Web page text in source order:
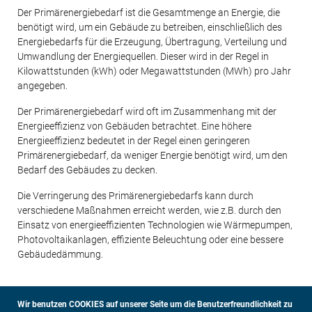
Der Primärenergiebedarf ist die Gesamtmenge an Energie, die
benötigt wird, um ein Gebäude zu betreiben, einschließlich des
Energiebedarfs für die Erzeugung, Übertragung, Verteilung und
Umwandlung der Energiequellen. Dieser wird in der Regel in
Kilowattstunden (kWh) oder Megawattstunden (MWh) pro Jahr
angegeben.
Der Primärenergiebedarf wird oft im Zusammenhang mit der
Energieeffizienz von Gebäuden betrachtet. Eine höhere
Energieeffizienz bedeutet in der Regel einen geringeren
Primärenergiebedarf, da weniger Energie benötigt wird, um den
Bedarf des Gebäudes zu decken.
Die Verringerung des Primärenergiebedarfs kann durch
verschiedene Maßnahmen erreicht werden, wie z.B. durch den
Einsatz von energieeffizienten Technologien wie Wärmepumpen,
Photovoltaikanlagen, effiziente Beleuchtung oder eine bessere
Gebäudedämmung.
Wir benutzen COOKIES auf unserer Seite um die Benutzerfreundlichkeit zu